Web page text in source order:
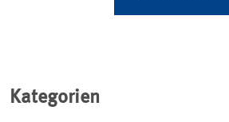
Kategorien